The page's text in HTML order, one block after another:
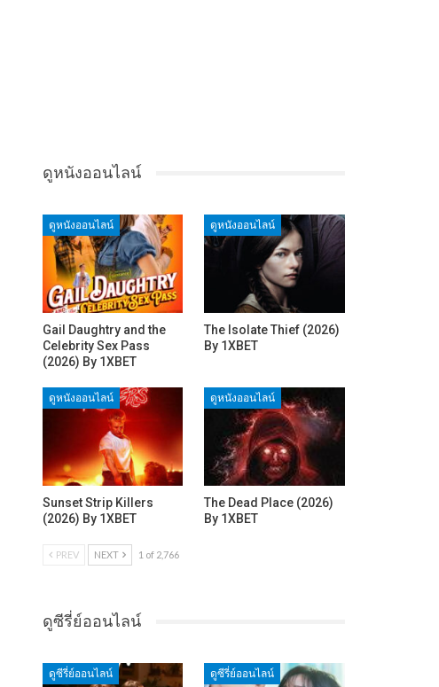
ดูหนังออนไลน์
ดูหนังออนไลน์
Gail Daughtry and the
Celebrity Sex Pass
(2026) By 1XBET
ดูหนังออนไลน์
The Isolate Thief (2026)
By 1XBET
ดูหนังออนไลน์
Sunset Strip Killers
(2026) By 1XBET
ดูหนังออนไลน์
The Dead Place (2026)
By 1XBET
PREV NEXT 1 of 2,766
ดูซีรี่ย์ออนไลน์
ดูซีรี่ย์ออนไลน์ ดูซีรี่ย์ออนไลน์